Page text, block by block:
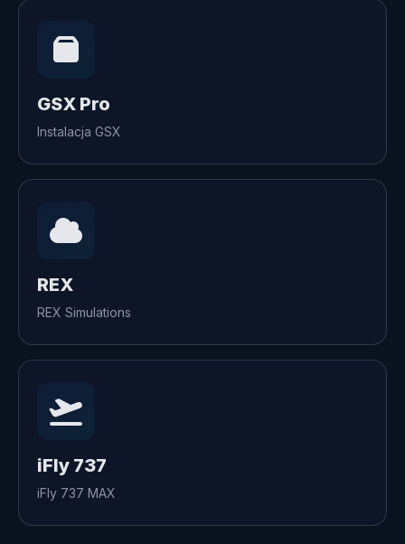
GSX Pro
Instalacja GSX
REX
REX Simulations
iFly 737
iFly 737 MAX